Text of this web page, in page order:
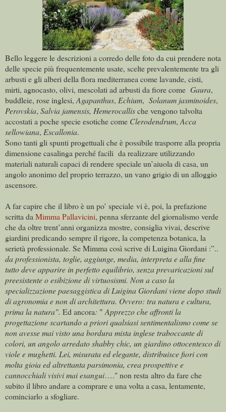
Bello leggere le descrizioni a corredo delle foto da cui prendere nota
delle specie più frequentemente usate, scelte prevalentemente tra gli
arbusti e gli alberi della flora mediterranea come lavande, cisti,
mirti, agnocasto, olivi, mescolati ad arbusti da fiore come Gaura,
buddleie, rose inglesi, Agapanthus, Echium, Solanum jasminoides,
Perovskia, Salvia jamensis, Hemerocallische vengono talvolta
accostati a poche specie esotiche come Clerodendrum, Acca
sellowiana, Escallonia.
Sono tanti gli spunti progettuali che è possibile trasporre alla propria
dimensione casalinga perché facili da realizzare utilizzando
materiali naturali capaci di rendere speciale un’aiuola di casa, un
angolo anonimo del proprio terrazzo, un vano grigio di un alloggio
ascensore.
A far capire che il libro è un po' speciale vi è, poi, la prefazione
scritta da Mimma Pallavicini, penna sferzante del giornalismo verde
che da oltre trent’anni organizza mostre, consiglia vivai, descrive
giardini predicando sempre il rigore, la competenza botanica, la
serietà professionale. Se Mimma così scrive di Luigina Giordani :”..
da professionista, toglie, aggiunge, media, interpreta e alla fine
tutto deve apparire in perfetto equilibrio, senza prevaricazioni sul
preesistente o esibizione di virtuosismi. Non a caso la
specializzazione paesaggistica di Luigina Giordani viene dopo studi
di agronomia e non di architettura. Ovvero: tra natura e cultura,
prima la natura". Ed ancora: " Apprezzo che affronti la
progettazione scartando a priori qualsiasi sentimentalismo come se
non avesse mai visto una bordura mista inglese traboccante di
colori, un angolo arredato shabby chic, un giardino ottocentesco di
viole e mughetti. Lei, misurata ed elegante, distribuisce fiori con
molta gioia ed altrettanta parsimonia, crea prospettive e
cannocchiali visivi mai esangui…." non resta altro da fare che
subito il libro andare a comprare e una volta a casa, lentamente,
cominciarlo a sfogliare.